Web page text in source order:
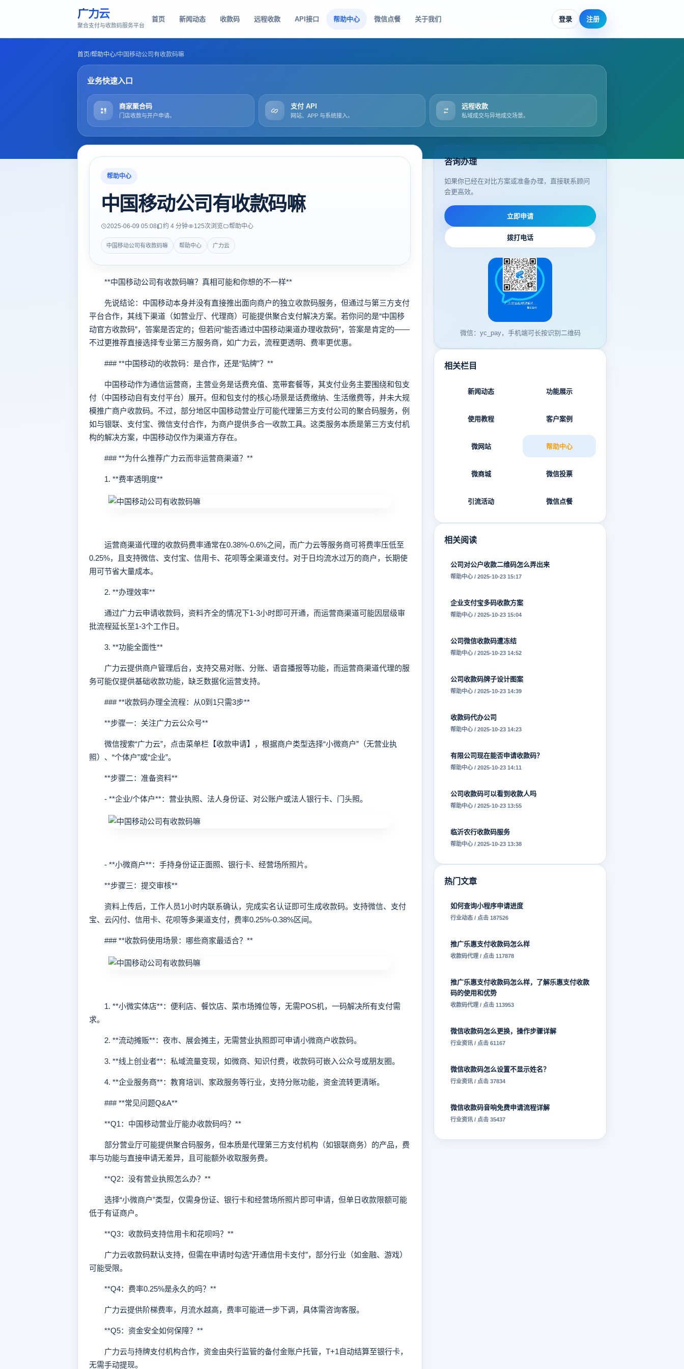
广力云
聚合支付与收款码服务平台
首页 新闻动态 收款码 远程收款 API接口 帮助中心 微信点餐 关于我们 登录 注册
首页/帮助中心/中国移动公司有收款码嘛
业务快速入口
商家聚合码
门店收款与开户申请。
支付 API
网站、APP 与系统接入。
远程收款
私域成交与异地成交场景。
帮助中心
中国移动公司有收款码嘛
2025-06-09 05:08 约 4 分钟 125次浏览 帮助中心
中国移动公司有收款码嘛 帮助中心 广力云
**中国移动公司有收款码嘛？真相可能和你想的不一样**
先说结论：中国移动本身并没有直接推出面向商户的独立收款码服务，但通过与第三方支付
平台合作，其线下渠道（如营业厅、代理商）可能提供聚合支付解决方案。若你问的是“中国移
动官方收款码”，答案是否定的；但若问“能否通过中国移动渠道办理收款码”，答案是肯定的——
不过更推荐直接选择专业第三方服务商，如广力云，流程更透明、费率更优惠。
### **中国移动的收款码：是合作，还是“贴牌”？**
中国移动作为通信运营商，主营业务是话费充值、宽带套餐等，其支付业务主要围绕和包支
付（中国移动自有支付平台）展开。但和包支付的核心场景是话费缴纳、生活缴费等，并未大规
模推广商户收款码。不过，部分地区中国移动营业厅可能代理第三方支付公司的聚合码服务，例
如与银联、支付宝、微信支付合作，为商户提供多合一收款工具。这类服务本质是第三方支付机
构的解决方案，中国移动仅作为渠道方存在。
### **为什么推荐广力云而非运营商渠道？**
1. **费率透明度**
运营商渠道代理的收款码费率通常在0.38%-0.6%之间，而广力云等服务商可将费率压低至
0.25%，且支持微信、支付宝、信用卡、花呗等全渠道支付。对于日均流水过万的商户，长期使
用可节省大量成本。
2. **办理效率**
通过广力云申请收款码，资料齐全的情况下1-3小时即可开通，而运营商渠道可能因层级审
批流程延长至1-3个工作日。
3. **功能全面性**
广力云提供商户管理后台，支持交易对账、分账、语音播报等功能，而运营商渠道代理的服
务可能仅提供基础收款功能，缺乏数据化运营支持。
### **收款码办理全流程：从0到1只需3步**
**步骤一：关注广力云公众号**
微信搜索“广力云”，点击菜单栏【收款申请】，根据商户类型选择“小微商户”（无营业执
照）、“个体户”或“企业”。
**步骤二：准备资料**
- **企业/个体户**：营业执照、法人身份证、对公账户或法人银行卡、门头照。
- **小微商户**：手持身份证正面照、银行卡、经营场所照片。
**步骤三：提交审核**
资料上传后，工作人员1小时内联系确认，完成实名认证即可生成收款码。支持微信、支付
宝、云闪付、信用卡、花呗等多渠道支付，费率0.25%-0.38%区间。
### **收款码使用场景：哪些商家最适合？**
1. **小微实体店**：便利店、餐饮店、菜市场摊位等，无需POS机，一码解决所有支付需
求。
2. **流动摊贩**：夜市、展会摊主，无需营业执照即可申请小微商户收款码。
3. **线上创业者**：私域流量变现，如微商、知识付费，收款码可嵌入公众号或朋友圈。
4. **企业服务商**：教育培训、家政服务等行业，支持分账功能，资金流转更清晰。
### **常见问题Q&A**
**Q1：中国移动营业厅能办收款码吗？**
部分营业厅可能提供聚合码服务，但本质是代理第三方支付机构（如银联商务）的产品，费
率与功能与直接申请无差异，且可能额外收取服务费。
**Q2：没有营业执照怎么办？**
选择“小微商户”类型，仅需身份证、银行卡和经营场所照片即可申请，但单日收款限额可能
低于有证商户。
**Q3：收款码支持信用卡和花呗吗？**
广力云收款码默认支持，但需在申请时勾选“开通信用卡支付”，部分行业（如金融、游戏）
可能受限。
**Q4：费率0.25%是永久的吗？**
广力云提供阶梯费率，月流水越高，费率可能进一步下调，具体需咨询客服。
**Q5：资金安全如何保障？**
广力云与持牌支付机构合作，资金由央行监管的备付金账户托管，T+1自动结算至银行卡，
无需手动提现。
咨询办理
如果你已经在对比方案或准备办理，直接联系顾问
会更高效。
立即申请
拨打电话
微信：yc_pay，手机端可长按识别二维码
相关栏目
新闻动态 功能展示
使用教程 客户案例
微网站 帮助中心
微商城 微信投票
引流活动 微信点餐
相关阅读
公司对公户收款二维码怎么弄出来
帮助中心 / 2025-10-23 15:17
企业支付宝多码收款方案
帮助中心 / 2025-10-23 15:04
公司微信收款码遭冻结
帮助中心 / 2025-10-23 14:52
公司收款码牌子设计图案
帮助中心 / 2025-10-23 14:39
收款码代办公司
帮助中心 / 2025-10-23 14:23
有限公司现在能否申请收款码？
帮助中心 / 2025-10-23 14:11
公司收款码可以看到收款人吗
帮助中心 / 2025-10-23 13:55
临沂农行收款码服务
帮助中心 / 2025-10-23 13:38
热门文章
如何查询小程序申请进度
行业动态 / 点击 187526
推广乐惠支付收款码怎么样
收款码代理 / 点击 117878
推广乐惠支付收款码怎么样，了解乐惠支付收款
码的使用和优势
收款码代理 / 点击 113953
微信收款码怎么更换，操作步骤详解
行业资讯 / 点击 61167
微信收款码怎么设置不显示姓名？
行业资讯 / 点击 37834
微信收款码音响免费申请流程详解
行业资讯 / 点击 35437